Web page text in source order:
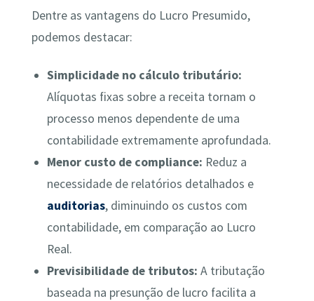
Dentre as vantagens do Lucro Presumido,
podemos destacar:
Simplicidade no cálculo tributário:
Alíquotas fixas sobre a receita tornam o
processo menos dependente de uma
contabilidade extremamente aprofundada.
Menor custo de compliance: Reduz a
necessidade de relatórios detalhados e
auditorias, diminuindo os custos com
contabilidade, em comparação ao Lucro
Real.
Previsibilidade de tributos: A tributação
baseada na presunção de lucro facilita a